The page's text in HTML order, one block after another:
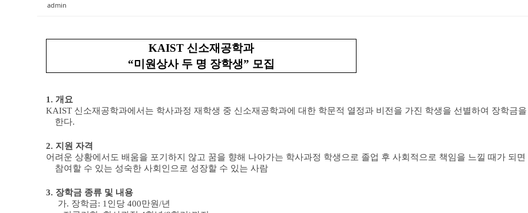
admin
KAIST 신소재공학과
“미원상사 두 명 장학생” 모집
1. 개요
KAIST 신소재공학과에서는 학사과정 재학생 중 신소재공학과에 대한 학문적 열정과 비전을 가진 학생을 선별하여 장학금을
한다.
2. 지원 자격
어려운 상황에서도 배움을 포기하지 않고 꿈을 향해 나아가는 학사과정 학생으로 졸업 후 사회적으로 책임을 느낄 때가 되면
참여할 수 있는 성숙한 사회인으로 성장할 수 있는 사람
3. 장학금 종류 및 내용
가. 장학금: 1 인당 400만원/년